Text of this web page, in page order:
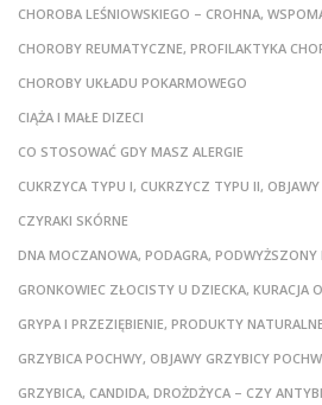
CHOROBA LEŚNIOWSKIEGO – CROHNA,
CHOROBY REUMATYCZNE, PROFILAKTYKA
CHOROBY UKŁADU POKARMOWEGO
CIĄŻA I MAŁE DIZECI
CO STOSOWAĆ GDY MASZ ALERGIE
CUKRZYCA TYPU I, CUKRZYCZ TYPU II,
CZYRAKI SKÓRNE
DNA MOCZANOWA, PODAGRA,
GRONKOWIEC ZŁOCISTY U DZIECKA, KURACJA
GRYPA I PRZEZIĘBIENIE, PRODUKTY
GRZYBICA POCHWY, OBJAWY GRZYBICY
GRZYBICA, CANDIDA, DROŻDŻYCA – CZY